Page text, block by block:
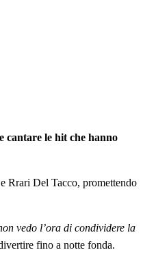
cantare le hit che hanno
Rrari Del Tacco, promettendo
vedo l’ora di condividere la
fino a notte fonda.